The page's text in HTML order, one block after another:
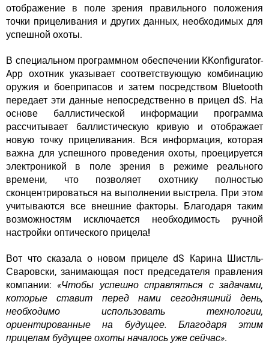
отображение в поле зрения правильного положения
точки прицеливания и других данных, необходимых для
успешной охоты.
В специальном программном обеспечении KKonfigurator-
App охотник указывает соответствующую комбинацию
оружия и боеприпасов и затем посредством Bluetooth
передает эти данные непосредственно в прицел dS. На
основе баллистической информации программа
рассчитывает баллистическую кривую и отображает
новую точку прицеливания. Вся информация, которая
важна для успешного проведения охоты, проецируется
электроникой в поле зрения в режиме реального
времени, что позволяет охотнику полностью
сконцентрироваться на выполнении выстрела. При этом
учитываются все внешние факторы. Благодаря таким
возможностям исключается необходимость ручной
настройки оптического прицела!
Вот что сказала о новом прицеле dS Карина Шистль-
Сваровски, занимающая пост председателя правления
компании:«Чтобы успешно справляться с задачами,
которые ставит перед нами сегодняшний день,
необходимо использовать технологии,
ориентированные на будущее. Благодаря этим
прицелам будущее охоты началось уже сейчас».